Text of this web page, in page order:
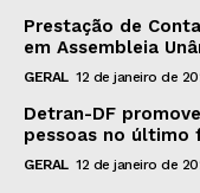
Prestação de
em Assembleia
GERAL 12 de janeiro de
Detran-DF
pessoas no último
GERAL 12 de janeiro de